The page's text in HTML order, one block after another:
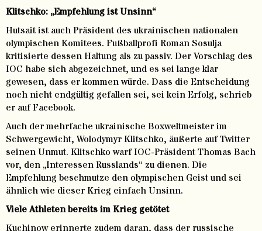
Klitschko: „Empfehlung ist Unsinn“
Hutsait ist auch Präsident des ukrainischen nationalen
olympischen Komitees. Fußballprofi Roman Sosulja
kritisierte dessen Haltung als zu passiv. Der Vorschlag des
IOC habe sich abgezeichnet, und es sei lange klar
gewesen, dass er kommen würde. Dass die Entscheidung
noch nicht endgültig gefallen sei, sei kein Erfolg, schrieb
er auf Facebook.
Auch der mehrfache ukrainische Boxweltmeister im
Schwergewicht, Wolodymyr Klitschko, äußerte auf Twitter
seinen Unmut. Klitschko warf IOC-Präsident Thomas Bach
vor, den „Interessen Russlands“ zu dienen. Die
Empfehlung beschmutze den olympischen Geist und sei
ähnlich wie dieser Krieg einfach Unsinn.
Viele Athleten bereits im Krieg getötet
Kuchinow erinnerte zudem daran, dass der russische